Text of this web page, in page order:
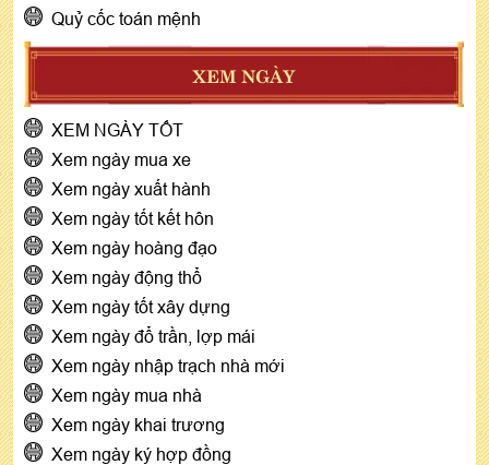
Quỷ cốc toán mệnh
XEM NGÀY
XEM NGÀY TỐT
Xem ngày mua xe
Xem ngày xuất hành
Xem ngày tốt kết hôn
Xem ngày hoàng đạo
Xem ngày động thổ
Xem ngày tốt xây dựng
Xem ngày đổ trần, lợp mái
Xem ngày nhập trạch nhà mới
Xem ngày mua nhà
Xem ngày khai trương
Xem ngày ký hợp đồng